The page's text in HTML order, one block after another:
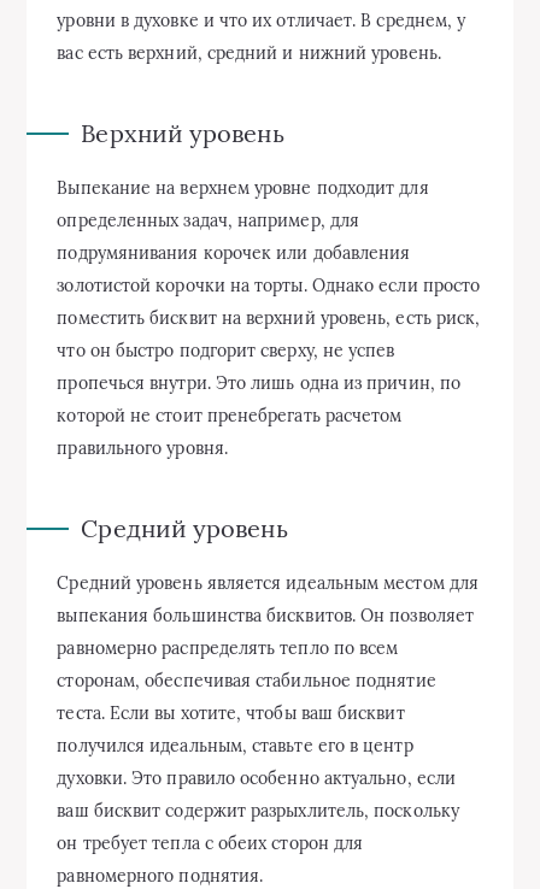
уровни в духовке и что их отличает. В среднем, у
вас есть верхний, средний и нижний уровень.
Верхний уровень
Выпекание на верхнем уровне подходит для
определенных задач, например, для
подрумянивания корочек или добавления
золотистой корочки на торты. Однако если просто
поместить бисквит на верхний уровень, есть риск,
что он быстро подгорит сверху, не успев
пропечься внутри. Это лишь одна из причин, по
которой не стоит пренебрегать расчетом
правильного уровня.
Средний уровень
Средний уровень является идеальным местом для
выпекания большинства бисквитов. Он позволяет
равномерно распределять тепло по всем
сторонам, обеспечивая стабильное поднятие
теста. Если вы хотите, чтобы ваш бисквит
получился идеальным, ставьте его в центр
духовки. Это правило особенно актуально, если
ваш бисквит содержит разрыхлитель, поскольку
он требует тепла с обеих сторон для
равномерного поднятия.